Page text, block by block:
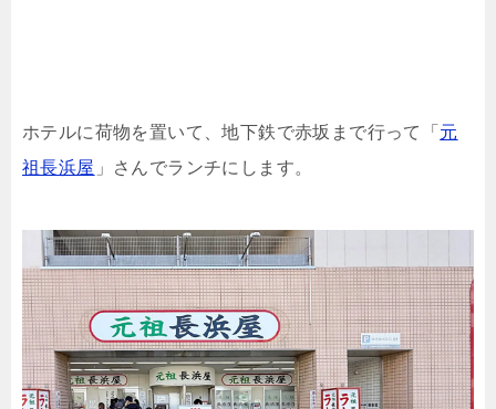
ホテルに荷物を置いて、地下鉄で赤坂まで行って「 元
祖長浜屋 」さんでランチにします。